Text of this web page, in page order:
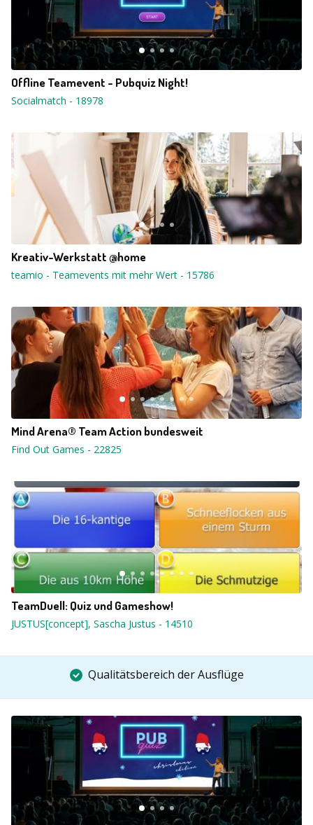
Offline Teamevent - Pubquiz Night!
Socialmatch - 18978
Kreativ-Werkstatt @home
teamio - Teamevents mit mehr Wert - 15786
Mind Arena® Team Action bundesweit
Find Out Games - 22825
TeamDuell: Quiz und Gameshow!
JUSTUS[concept], Sascha Justus - 14510
Qualitätsbereich der Ausflüge